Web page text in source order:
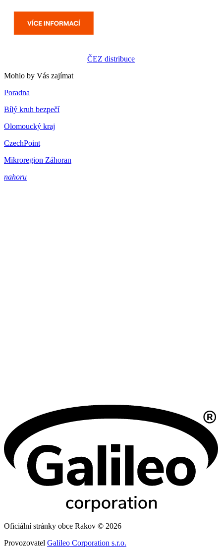
ČEZ distribuce
Mohlo by Vás zajímat
Poradna
Bílý kruh bezpečí
Olomoucký kraj
CzechPoint
Mikroregion Záhoran
nahoru
Oficiální stránky obce Rakov © 2026
Provozovatel Galileo Corporation s.r.o.